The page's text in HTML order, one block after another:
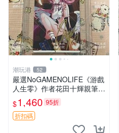
潮玩港 52
嚴選NoGAMENOLIFE《游戲
人生零》作者花田十輝親筆簽
名照片，3英寸真品收藏。簽
名經典角色周邊推薦收藏。
游戲人生零 花田十輝 簽名照
$1,460 95折
折扣碼